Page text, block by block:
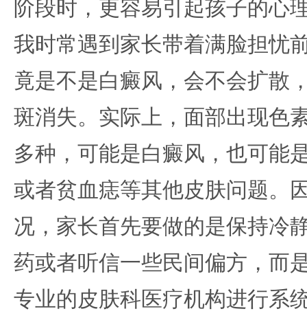
阶段时，更容易引起孩子的心
我时常遇到家长带着满脸担忧
竟是不是白癜风，会不会扩散
斑消失。实际上，面部出现色
多种，可能是白癜风，也可能
或者贫血痣等其他皮肤问题。
况，家长首先要做的是保持冷
药或者听信一些民间偏方，而
专业的皮肤科医疗机构进行系